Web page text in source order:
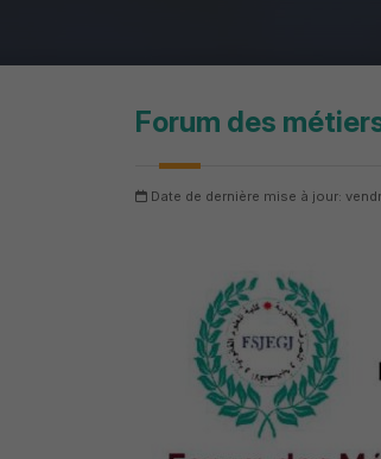
Forum des
Date de dernière mise à jour: